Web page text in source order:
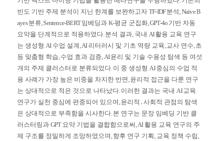
빈도 기반 주제 분석이 지닌 한계를 보완하고자 TF-IDF분석 , Naive B
ayes분류, Sentence-BERT임베딩과K-평균 군집화, GPT-4o 기반 자동
요약을 단계적으로 적용하였다.분석 결과, 국내 AI활용 교육 연구
는 생성형 AI 수업 설계 , AI 리터러시 및 기초 역량 교육,교사 연수,초
등 맞춤형 학습,수업 효과 검증, AI윤리 및 기술 수용성 탐색 등 여섯
개의 주제 클러스터로 분류되었다.이 중 생성형AI중심의 수업 적
용 사례가 가장 높은 비중을 차지한 반면 ,윤리적 접근을 다룬 연구
는 상대적으로 적은 것으로 나타났다.이러한 결과는 국내AI교육
연구가 실천 중심에 편중되어 있으며 ,윤리적 ․ 사회적 관점의 탐색
은 상대적으로 부족함을 시사한다.본 연구는 문장 임베딩 기반 클
러스터링과 GPT 요약 기법을 결합함으로써 , AI 활용 교육 연구의 주
제 구조를 정밀하게 조망하였으며 ,향후 연구 기획 , 교육 정책 수립 ,